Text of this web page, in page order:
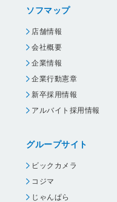
ソフマップ
店舗情報
会社概要
企業情報
企業行動憲章
新卒採用情報
アルバイト採用情報
グループサイト
ビックカメラ
コジマ
じゃんぱら